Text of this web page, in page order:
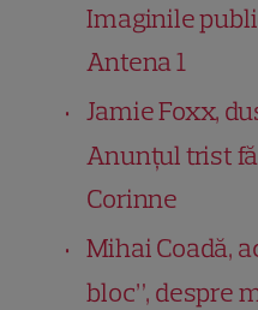
Imaginile
Antena 1
Jamie Foxx,
Anunțul trist
Corinne
Mihai Coadă,
bloc”, despre